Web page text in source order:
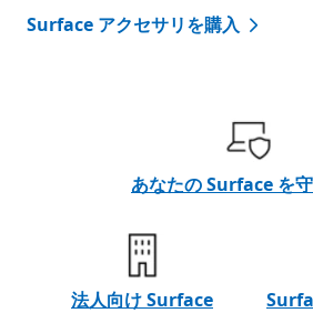
Surface アクセサリを購入
あなたの Surface を
法人向け Surface